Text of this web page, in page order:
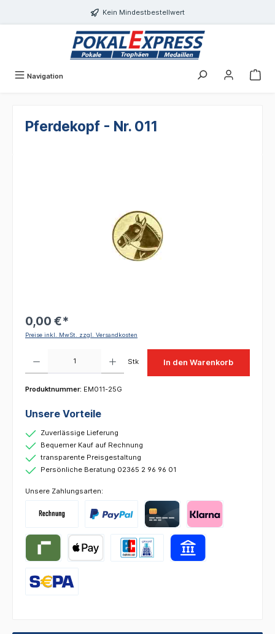
Kein Mindestbestellwert
Navigation
Pferdekopf - Nr. 011
0,00 €*
Preise inkl. MwSt. zzgl. Versandkosten
Stk In den Warenkorb
Produktnummer: EM011-25G
Unsere Vorteile
Zuverlässige Lieferung
Bequemer Kauf auf Rechnung
transparente Preisgestaltung
Persönliche Beratung 02365 2 96 96 01
Unsere Zahlungsarten: